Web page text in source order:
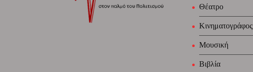
Θέατρο
Κινηματογράφος
Μουσική
Βιβλία